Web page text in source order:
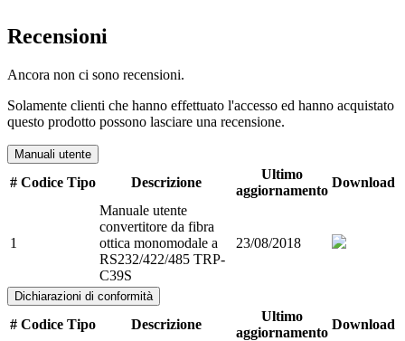
Recensioni
Ancora non ci sono recensioni.
Solamente clienti che hanno effettuato l'accesso ed hanno acquistato
questo prodotto possono lasciare una recensione.
Manuali utente
# Codice Tipo Descrizione
Ultimo
aggiornamento
Download
1
Manuale utente
convertitore da fibra
ottica monomodale a
RS232/422/485 TRP-
C39S
23/08/2018
Dichiarazioni di conformità
# Codice Tipo Descrizione
Ultimo
aggiornamento
Download